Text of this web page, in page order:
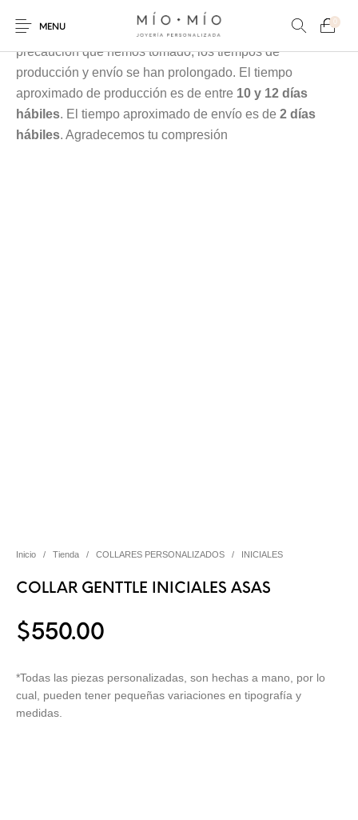
MENU
0
Cada pieza es elaborada en nuestra taller especialmente
para tí, debido a la contingencia y a las medidas de
precaución que hemos tomado, los tiempos de
producción y envío se han prolongado. El tiempo
aproximado de producción es de entre 10 y 12 días
hábiles. El tiempo aproximado de envío es de2 días
hábiles. Agradecemos tu compresión
Inicio / Tienda / COLLARES PERSONALIZADOS / INICIALES
COLLAR GENTTLE INICIALES ASAS
$550.00
*Todas las piezas personalizadas, son hechas a mano, por lo
cual, pueden tener pequeñas variaciones en tipografía y
medidas.